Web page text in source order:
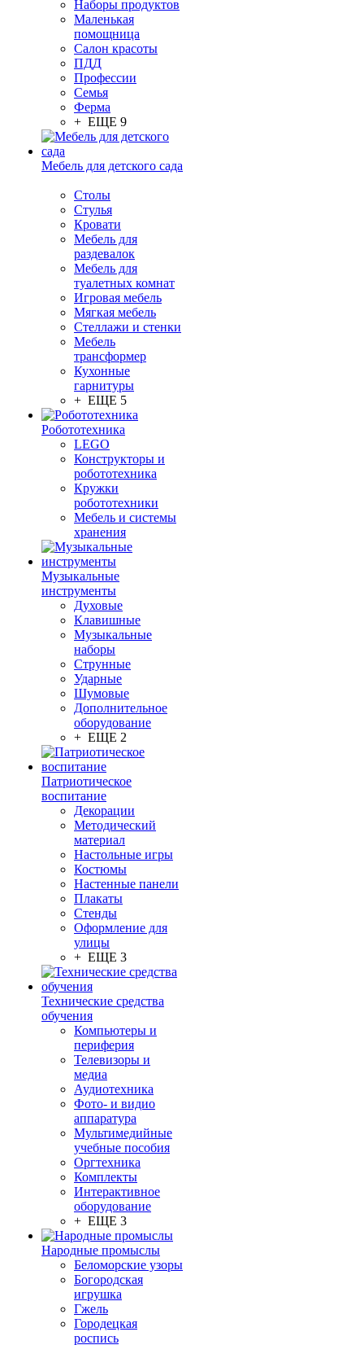
Наборы продуктов
Маленькая
помощница
Салон красоты
ПДД
Профессии
Семья
Ферма
+ ЕЩЕ 9
Мебель для детского сада
Столы
Cтулья
Кровати
Мебель для
раздевалок
Мебель для
туалетных комнат
Игровая мебель
Мягкая мебель
Стеллажи и стенки
Мебель
трансформер
Кухонные
гарнитуры
+ ЕЩЕ 5
Робототехника
LEGO
Конструкторы и
робототехника
Кружки
робототехники
Мебель и системы
хранения
Музыкальные
инструменты
Духовые
Клавишные
Музыкальные
наборы
Струнные
Ударные
Шумовые
Дополнительное
оборудование
+ ЕЩЕ 2
Патриотическое
воспитание
Декорации
Методический
материал
Настольные игры
Костюмы
Настенные панели
Плакаты
Стенды
Оформление для
улицы
+ ЕЩЕ 3
Технические средства
обучения
Компьютеры и
периферия
Телевизоры и
медиа
Аудиотехника
Фото- и видио
аппаратура
Мультимедийные
учебные пособия
Оргтехника
Комплекты
Интерактивное
оборудование
+ ЕЩЕ 3
Народные промыслы
Беломорские узоры
Богородская
игрушка
Гжель
Городецкая
роспись